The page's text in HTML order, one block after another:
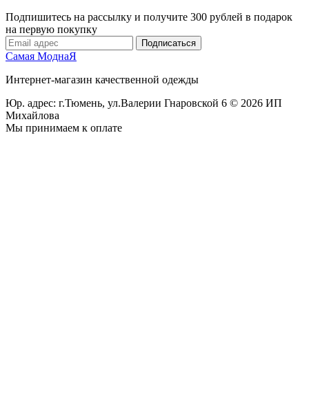
Подпишитесь на рассылку и получите 300 рублей в подарок
на первую покупку
Подписаться
Самая МоднаЯ
Интернет-магазин качественной одежды
Юр. адрес: г.Тюмень, ул.Валерии Гнаровской 6 © 2026 ИП
Михайлова
Мы принимаем к оплате